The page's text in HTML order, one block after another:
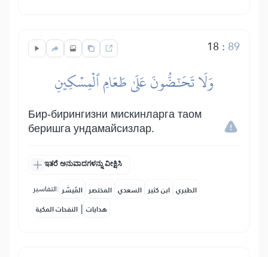
18 : 89
وَلَا تَحَٰٓضُّونَ عَلَىٰ طَعَامِ ٱلۡمِسۡكِينِ
Бир-бирингизни мискинларга таом
беришга ундамайсизлар.
ಇತರೆ ಅನುವಾದಗಳನ್ನು ವೀಕ್ಷಿಸಿ
التفاسير: المُيسَّر المختصر السعدي ابن كثير الطبري
النفحات المكية | هدايات